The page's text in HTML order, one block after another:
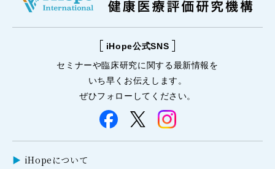
iHope公式SNS
セミナーや臨床研究に関する最新情報を
いち早くお伝えします。
ぜひフォローしてください。
iHopeについて